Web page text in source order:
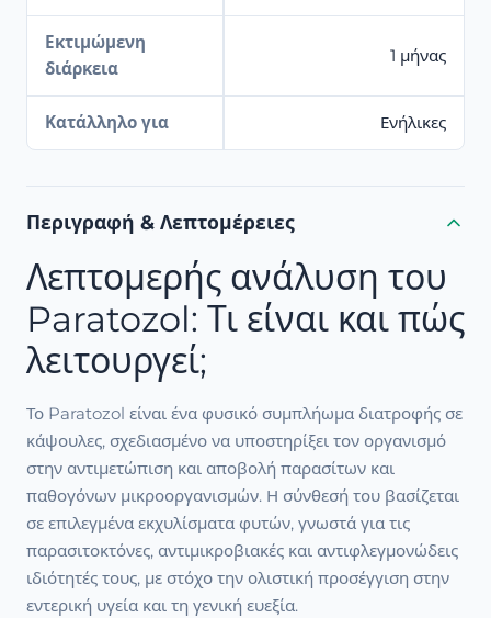
Εκτιμώμενη
διάρκεια
1 μήνας
Κατάλληλο για Ενήλικες
Περιγραφή & Λεπτομέρειες
Λεπτομερής ανάλυση του
Paratozol: Τι είναι και πώς
λειτουργεί;
Το Paratozol είναι ένα φυσικό συμπλήωμα διατροφής σε
κάψουλες, σχεδιασμένο να υποστηρίξει τον οργανισμό
στην αντιμετώπιση και αποβολή παρασίτων και
παθογόνων μικροοργανισμών. Η σύνθεσή του βασίζεται
σε επιλεγμένα εκχυλίσματα φυτών, γνωστά για τις
παρασιτοκτόνες, αντιμικροβιακές και αντιφλεγμονώδεις
ιδιότητές τους, με στόχο την ολιστική προσέγγιση στην
εντερική υγεία και τη γενική ευεξία.